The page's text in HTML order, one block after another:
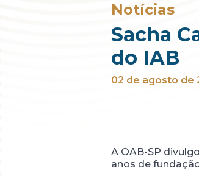
Notícias
Sacha
do IAB
02 de agosto de
A OAB-SP
anos de